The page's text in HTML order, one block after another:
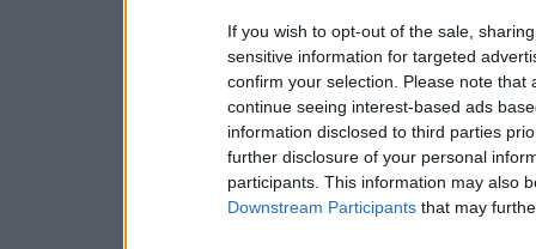
If you wish to opt-out of the sale,
sensitive information for targeted
confirm your selection. Please note
continue seeing interest-based ads
information disclosed to third parties
further disclosure of your personal
participants. This information may also
Downstream Participants that may